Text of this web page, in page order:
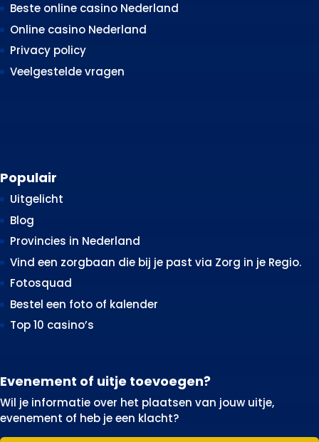
Beste online casino Nederland
Online casino Nederland
Privacy policy
Veelgestelde vragen
Populair
Uitgelicht
Blog
Provincies in Nederland
Vind een zorgbaan die bij je past via Zorg in je Regio.
Fotosquad
Bestel een foto of kalender
Top 10 casino’s
Evenement of uitje toevoegen?
Wil je informatie over het plaatsen van jouw uitje,
evenement of heb je een klacht?